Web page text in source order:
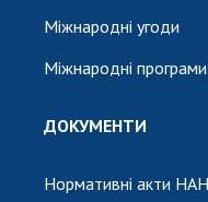
Міжнародні угоди
Міжнародні
ДОКУМЕНТИ
Нормативні акти